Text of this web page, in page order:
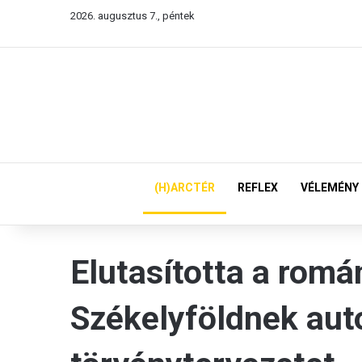
2026. augusztus 7., péntek
(H)ARCTÉR REFLEX VÉLEMÉNY
Elutasította a
Székelyföldnek